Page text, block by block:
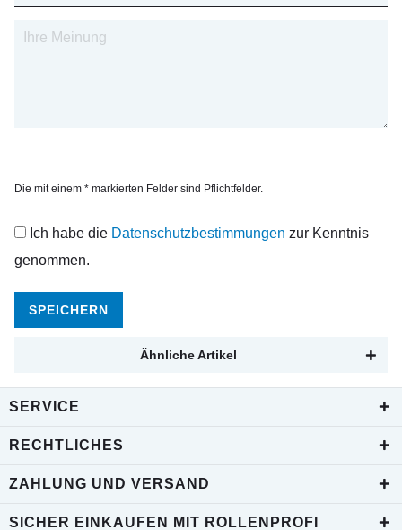
Die mit einem * markierten Felder sind Pflichtfelder.
Ich habe die Datenschutzbestimmungen zur Kenntnis
genommen.
SPEICHERN
Ähnliche Artikel
SERVICE
RECHTLICHES
ZAHLUNG UND VERSAND
SICHER EINKAUFEN MIT ROLLENPROFI